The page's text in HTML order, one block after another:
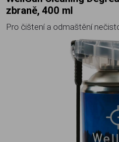
zbraně, 400 ml
Pro čištení a odmaštění